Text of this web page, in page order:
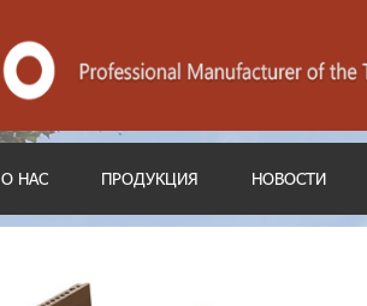
О НАС ПРОДУКЦИЯ НОВОСТИ